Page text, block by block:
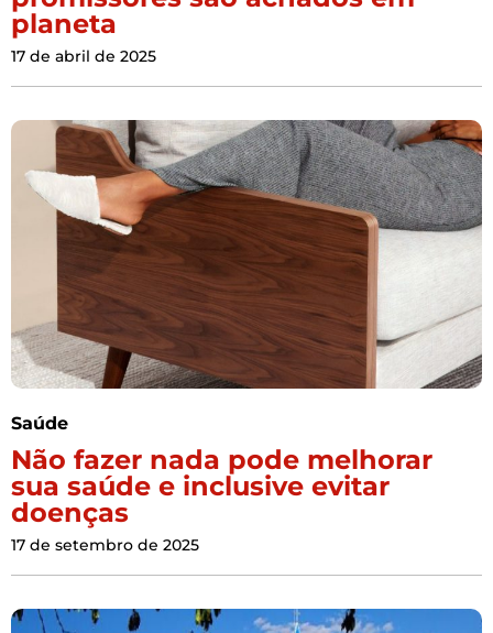
planeta
17 de abril de 2025
Saúde
Não fazer nada pode melhorar
sua saúde e inclusive evitar
doenças
17 de setembro de 2025